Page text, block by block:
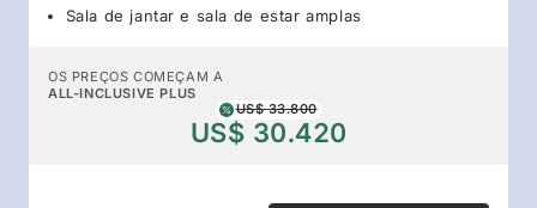
Sala de jantar e sala de estar amplas
OS PREÇOS COMEÇAM A
ALL-INCLUSIVE PLUS
US$ 33.800
US$ 30.420